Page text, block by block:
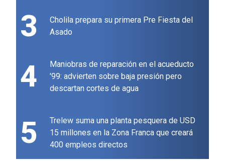
3
Cholila prepara su primera Pre Fiesta del
Asado
4
Maniobras de reparación en el acueducto
'99: advierten sobre baja presión pero
descartan cortes de agua
5
Trelew suma una planta pesquera de USD
15 millones en la Zona Franca que creará
400 empleos directos